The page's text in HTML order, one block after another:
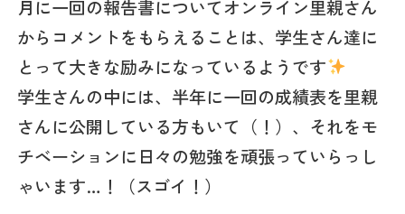
月に一回の報告書についてオンライン里親さん
からコメントをもらえることは、学生さん達に
とって大きな励みになっているようです
学生さんの中には、半年に一回の成績表を里親
さんに公開している方もいて（！）、それをモ
チベーションに日々の勉強を頑張っていらっし
ゃいます…！（スゴイ！）